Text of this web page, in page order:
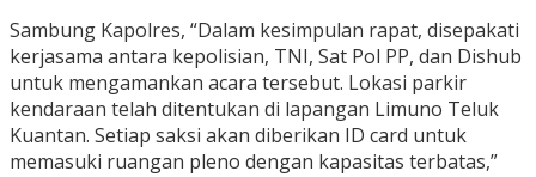
Sambung Kapolres, “Dalam kesimpulan rapat, disepakati
kerjasama antara kepolisian, TNI, Sat Pol PP, dan Dishub
untuk mengamankan acara tersebut. Lokasi parkir
kendaraan telah ditentukan di lapangan Limuno Teluk
Kuantan. Setiap saksi akan diberikan ID card untuk
memasuki ruangan pleno dengan kapasitas terbatas,”